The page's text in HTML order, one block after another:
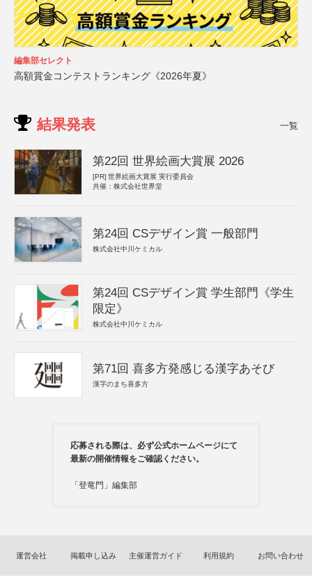
編集部セレクト
高額賞金コンテストランキング《2026年夏》
結果発表 一覧
第22回 世界絵画大賞展 2026
[PR] 世界絵画大賞展 実行委員会
共催：株式会社世界堂
第24回 CSデザイン賞 一般部門
株式会社中川ケミカル
第24回 CSデザイン賞 学生部門《学生
限定》
株式会社中川ケミカル
第71回 喜多方発感じる漢字あそび
漢字のまち喜多方
応募される際は、必ず公式ホームページにて
最新の開催情報をご確認ください。
「登竜門」編集部
運営会社 掲載申し込み 主催運営ガイド 利用規約 お問い合わせ